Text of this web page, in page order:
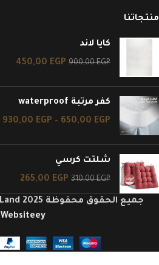
منتجاتنا
كايا لاند
900,00EGP
450,00 EGP
كفر مرتبة waterproof
650,00 EGP
–
930,00 EGP
شلتت كرسي
310,00EGP
265,00 EGP
جميع الحقوق محفوظة CarpetLand 2025 تصميم وتطوير
Websiteey